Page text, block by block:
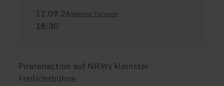
12.09.26Weitere Termine
18:30
Piratenaction auf NRWs kleinster
Freilichtbühne